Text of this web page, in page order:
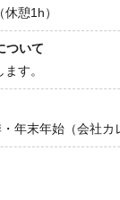
憩1h）
ついて
す。
年末年始（会社カ